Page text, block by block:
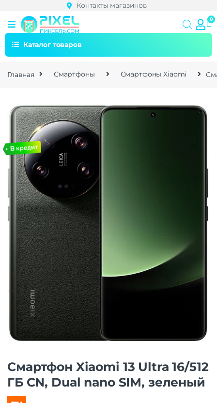
Контакты магазинов
Каталог товаров
Главная Смартфоны Смартфоны Xiaomi
🔍
Смартфон Xiaomi 13 Ultra 16/512
ГБ CN, Dual nano SIM, зеленый